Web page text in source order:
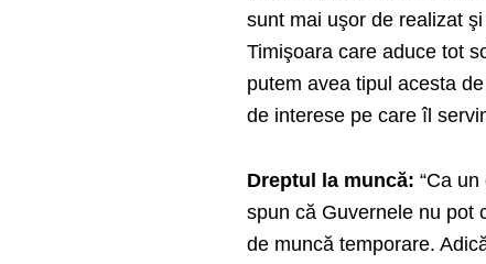
sunt mai uşor de realizat
Timişoara care aduce tot
putem avea tipul acesta
de interese pe care îl
Dreptul la muncă: “Ca
spun că Guvernele nu pot
de muncă temporare.